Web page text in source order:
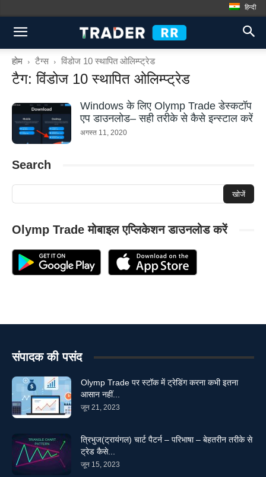
हिन्दी
होम टैग्स विंडोज 10 स्थापित ओलिम्प्ट्रेड
टैग: विंडोज 10 स्थापित ओलिम्प्ट्रेड
Windows के लिए Olymp Trade डेस्कटॉप
एप डाउनलोड– सही तरीके से कैसे इन्स्टाल करें
अगस्त 11, 2020
Search
Olymp Trade मोबाइल एप्लिकेशन डाउनलोड करें
संपादक की पसंद
Olymp Trade पर स्टॉक में ट्रेडिंग करना कभी इतना
आसान नहीं...
जून 21, 2023
त्रिभुज(ट्रायंगल) चार्ट पैटर्न – परिभाषा – बेहतरीन तरीके से
ट्रेड कैसे...
जून 15, 2023